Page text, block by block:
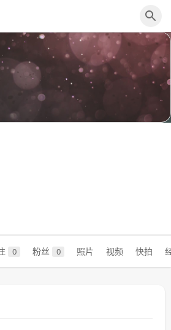
0 粉丝 0 照片 视频 快拍